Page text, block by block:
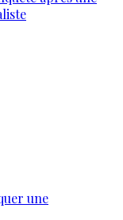
une